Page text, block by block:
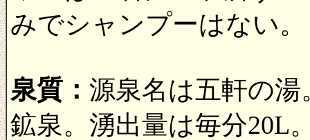
みでシャンプーはない。
泉質： 源泉名は五軒の湯
鉱泉。湧出量は毎分20L